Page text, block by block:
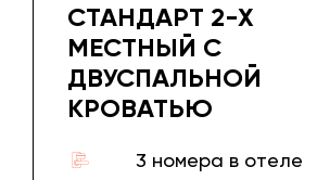
СТАНДАРТ 2-Х
МЕСТНЫЙ С
ДВУСПАЛЬНОЙ
КРОВАТЬЮ
3 номера в отеле